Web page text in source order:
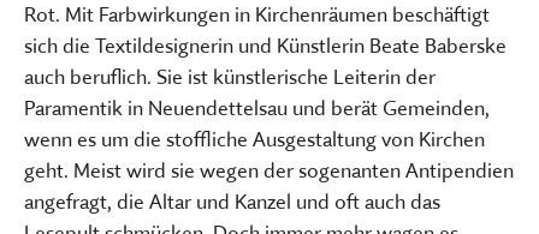
Rot. Mit Farbwirkungen in Kirchenräumen beschäftigt
sich die Textildesignerin und Künstlerin Beate Baberske
auch beruflich. Sie ist künstlerische Leiterin der
Paramentik in Neuendettelsau und berät Gemeinden,
wenn es um die stoffliche Ausgestaltung von Kirchen
geht. Meist wird sie wegen der sogenanten Antipendien
angefragt, die Altar und Kanzel und oft auch das